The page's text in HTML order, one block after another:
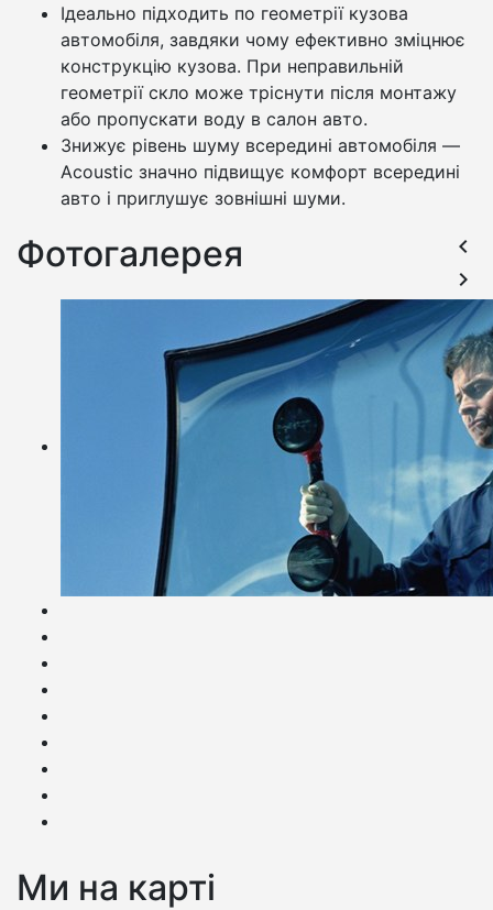
Ідеально підходить по геометрії кузова
автомобіля, завдяки чому ефективно зміцнює
конструкцію кузова. При неправильній
геометрії скло може тріснути після монтажу
або пропускати воду в салон авто.
Знижує рівень шуму всередині автомобіля —
Acoustic значно підвищує комфорт всередині
авто і приглушує зовнішні шуми.
Фотогалерея
keyboard_arrow_left
keyboard_arrow_right
Ми на карті